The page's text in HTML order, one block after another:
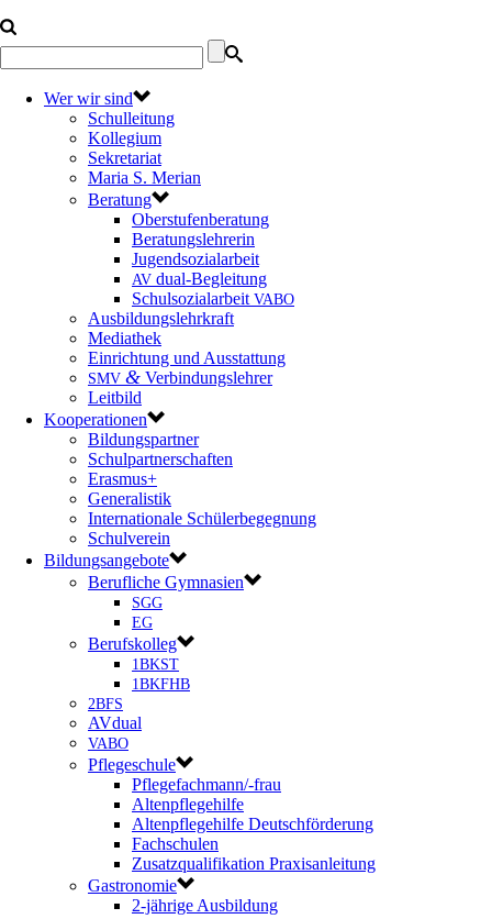
Wer wir sind
Schulleitung
Kollegium
Sekretariat
Maria S. Merian
Beratung
Oberstufenberatung
Beratungslehrerin
Jugendsozialarbeit
AV dual-Begleitung
Schulsozialarbeit VABO
Ausbildungslehrkraft
Mediathek
Einrichtung und Ausstattung
SMV & Verbindungslehrer
Leitbild
Kooperationen
Bildungspartner
Schulpartnerschaften
Erasmus+
Generalistik
Internationale Schülerbegegnung
Schulverein
Bildungsangebote
Berufliche Gymnasien
SGG
EG
Berufskolleg
1BKST
1BKFHB
2BFS
AVdual
VABO
Pflegeschule
Pflegefachmann/-frau
Altenpflegehilfe
Altenpflegehilfe Deutschförderung
Fachschulen
Zusatzqualifikation Praxisanleitung
Gastronomie
2-jährige Ausbildung